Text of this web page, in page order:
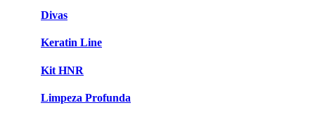
Divas
Keratin Line
Kit HNR
Limpeza Profunda